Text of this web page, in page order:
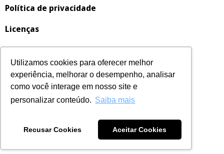
Utilizamos cookies para oferecer melhor
experiência, melhorar o desempenho, analisar
como você interage em nosso site e
personalizar conteúdo. Saiba mais
Recusar Cookies Aceitar Cookies
Política de privacidade
Licenças
Fale conosco
suporte@cambioreal.com
+1 302-250-4098
CambioReal INC, FINCEN Registration #31000275649876 | VERITAS L.C. LTDA,
CNPJ/MF No 10.794.855/0001-95.
Copyright © 2004-2024 CambioReal INC. All rights reserved.